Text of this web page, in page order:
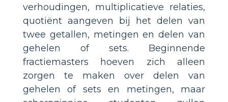
verhoudingen, multiplicatieve relaties,
quotiënt aangeven bij het delen van
twee getallen, metingen en delen van
gehelen of sets. Beginnende
fractiemasters hoeven zich alleen
zorgen te maken over delen van
gehelen of sets en metingen, maar